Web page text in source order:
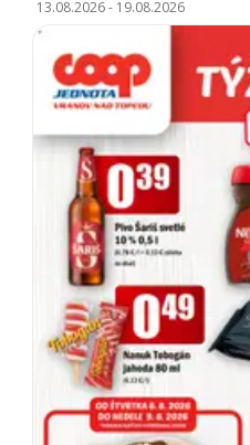
13.08.2026- 19.08.2026